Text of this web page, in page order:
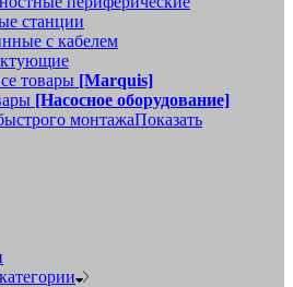
станции
с кабелем
товары [Marquis]
[Насосное оборудование]
монтажаПоказать